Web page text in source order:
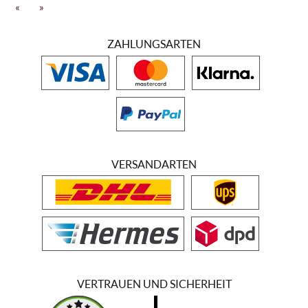
wichtigen Beitrag zum biologischen Erhalt der Region. In das
malerische Tal fügen sich die schönen Weinbauflächen wunderbar
ein. Und auch das kulinarische Ergebnis dieser Weinhänge kann sich
sehen lassen. Längst sind die Weine aus dieser Region kein
Geheimtipp mehr. Auf seinen Anbauflächen baut das Weingut vor
allem Merlot und Syrah an. Aber auch einen kleinen Anteil von Petit
Verdot und Cabernet Sauvignon erntet man hier Jahr für Jahr. Viele
Sortiment von Bessa Valley auf ihren Karten.
« »
ZAHLUNGSARTEN
VERSANDARTEN
VERTRAUEN UND SICHERHEIT